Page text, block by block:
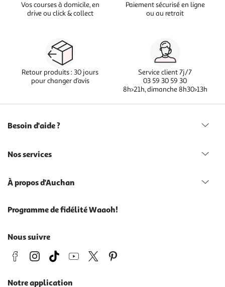
Vos courses à domicile, en
drive ou click & collect
Paiement sécurisé en ligne
ou au retrait
Retour produits : 30 jours
pour changer d’avis
Service client 7j/7
03 59 30 59 30
8h>21h, dimanche 8h30>13h
Besoin d'aide ?
Nos services
À propos d'Auchan
Programme de fidélité Waaoh!
Nous suivre
Notre application